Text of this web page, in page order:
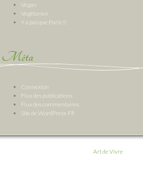
Vegan
Végétarien
Y a pas que Paris !!!
Méta
Connexion
Flux des publications
Flux des commentaires
Site de WordPress-FR
Art de Vivre